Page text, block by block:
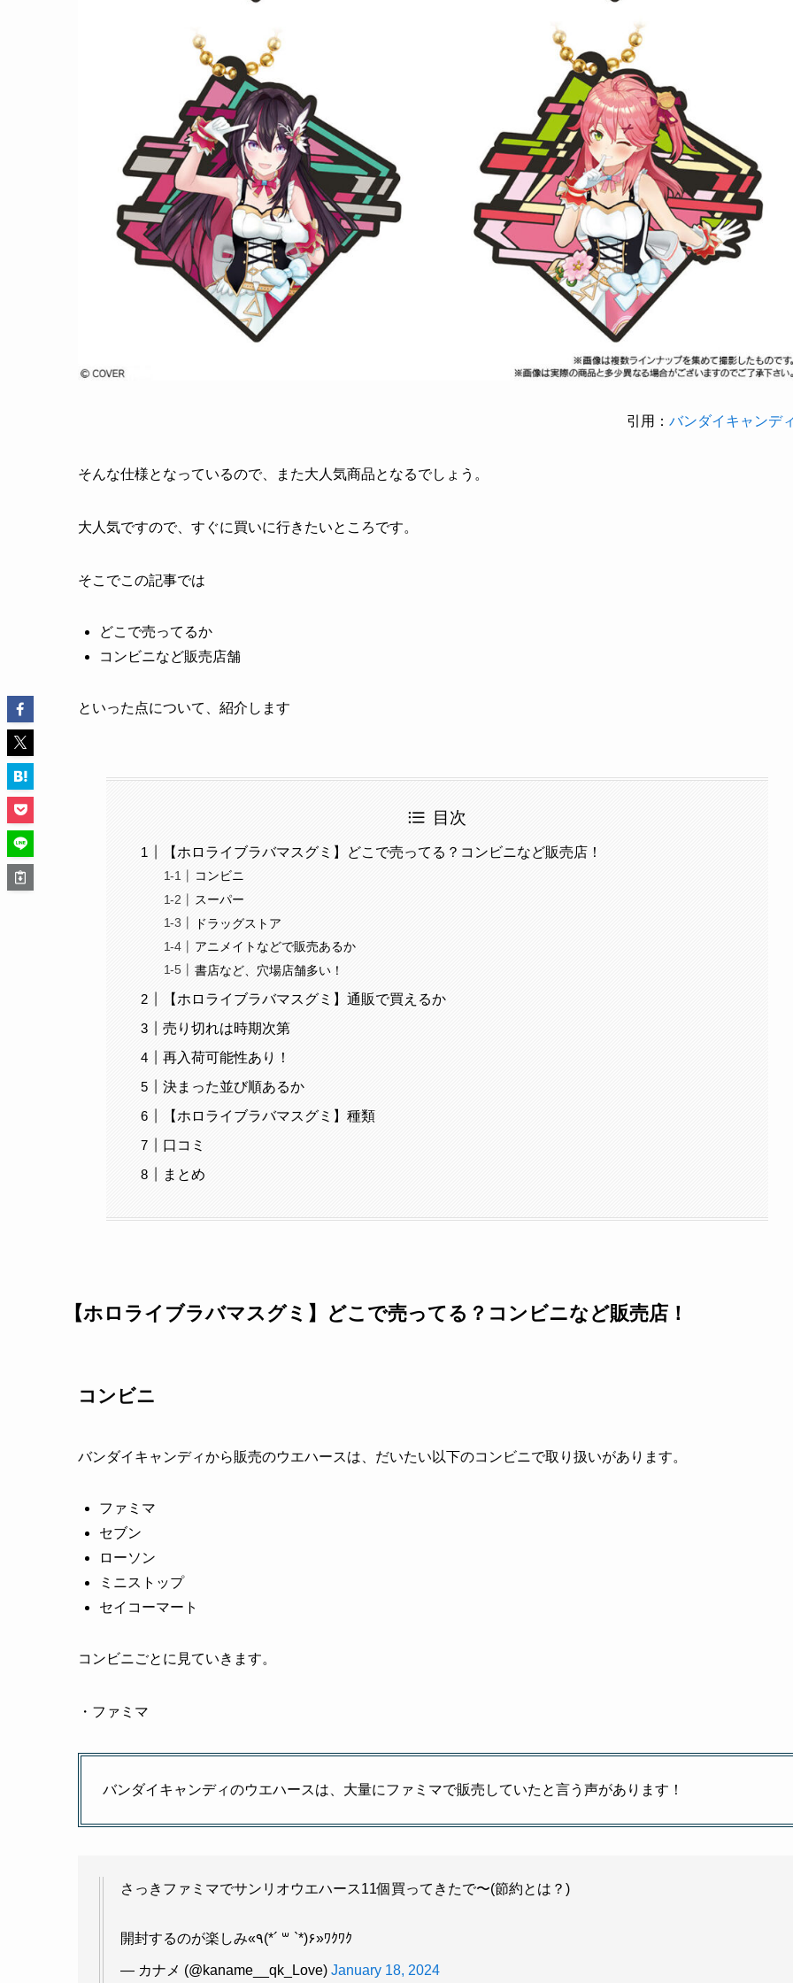
引用： バンダイキャンデ
そんな仕様となっているので、また大人気商品となるでしょう。
大人気ですので、すぐに買いに行きたいところです。
そこでこの記事では
どこで売ってるか
コンビニなど販売店舗
といった点について、紹介します
目次
【ホロライブラバマスグミ】どこで売ってる？コンビニなど販売店！
コンビニ
スーパー
ドラッグストア
アニメイトなどで販売あるか
書店など、穴場店舗多い！
【ホロライブラバマスグミ】通販で買えるか
売り切れは時期次第
再入荷可能性あり！
決まった並び順あるか
【ホロライブラバマスグミ】種類
口コミ
まとめ
【ホロライブラバマスグミ】どこで売ってる？コンビニなど販売店！
コンビニ
バンダイキャンディから販売のウエハースは、だいたい以下のコンビニで取り扱いがあります。
ファミマ
セブン
ローソン
ミニストップ
セイコーマート
コンビニごとに見ていきます。
・ファミマ
バンダイキャンディのウエハースは、大量にファミマで販売していたと言う声があります！
さっきファミマでサンリオウエハース11個買ってきたで〜(節約とは？)
開封するのが楽しみ«٩(*´ ꒳ `*)۶»ﾜｸﾜｸ
— カナメ (@kaname__qk_Love) January 18, 2024